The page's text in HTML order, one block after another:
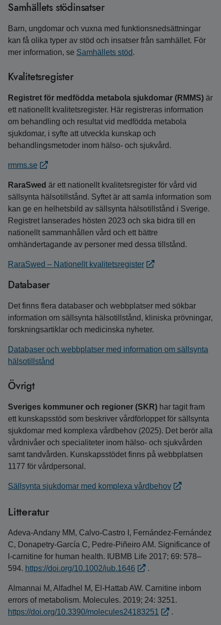
Samhällets stödinsatser
Barn, ungdomar och vuxna med funktions­ned­sättningar
kan få olika typer av stöd och insatser från samhället. För
mer information, se Samhällets stöd.
Kvalitetsregister
Registret för medfödda metabola sjukdomar (RMMS) är
ett nationellt kvalitetsregister. Här registreras information
om behandling och resultat vid medfödda metabola
sjukdomar, i syfte att utveckla kunskap och
behandlingsmetoder inom hälso- och sjukvård.
rmms.se
RaraSwed är ett nationellt kvalitetsregister för vård vid
sällsynta hälsotillstånd. Syftet är att samla information som
kan ge en helhetsbild av sällsynta hälsotillstånd i Sverige.
Registret lanserades hösten 2023 och ska bidra till en
nationellt sammanhållen vård och ett bättre
omhändertagande av personer med dessa tillstånd.
RaraSwed – Nationellt kvalitetsregister
Databaser
Det finns flera databaser och webbplatser med sökbar
information om sällsynta hälsotillstånd, kliniska prövningar,
forskningsartiklar och medicinska nyheter.
Databaser och webbplatser med information om sällsynta
hälsotillstånd
Övrigt
Sveriges kommuner och regioner (SKR) har tagit fram
ett kunskapsstöd som beskriver vårdförloppet för sällsynta
sjukdomar med komplexa vårdbehov (2025). Det berör alla
vårdnivåer och specialiteter inom hälso- och sjukvården
samt tandvården. Kunskapsstödet finns på webbplatsen
1177 för vårdpersonal.
Sällsynta sjukdomar med komplexa vårdbehov
Litteratur
Adeva-Andany MM, Calvo-Castro I, Fernández-Fernández
C, Donapetry-García C, Pedre-Piñeiro AM. Significance of
l-carnitine for human health. IUBMB Life 2017; 69: 578–
594. https://doi.org/10.1002/iub.1646 .
Almannai M, Alfadhel M, El-Hattab AW. Carnitine inborn
errors of metabolism. Molecules. 2019; 24: 3251.
https://doi.org/10.3390/molecules24183251
.